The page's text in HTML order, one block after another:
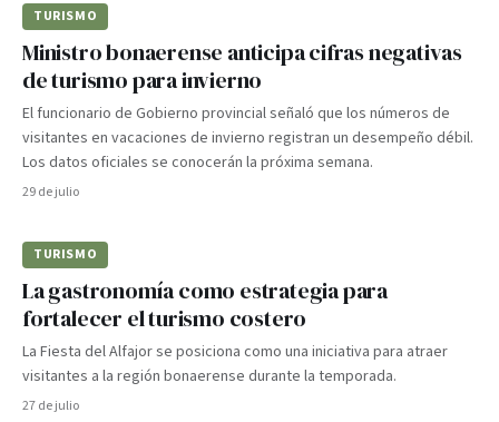
TURISMO
Ministro bonaerense anticipa cifras negativas
de turismo para invierno
El funcionario de Gobierno provincial señaló que los números de
visitantes en vacaciones de invierno registran un desempeño débil.
Los datos oficiales se conocerán la próxima semana.
29 de julio
TURISMO
La gastronomía como estrategia para
fortalecer el turismo costero
La Fiesta del Alfajor se posiciona como una iniciativa para atraer
visitantes a la región bonaerense durante la temporada.
27 de julio